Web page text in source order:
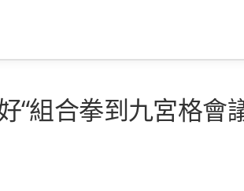
“組合拳到九宮格會